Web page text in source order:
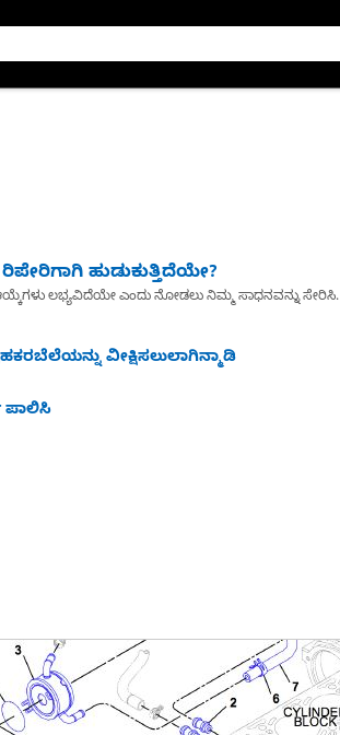
ಹುಡುಕುತ್ತಿದೆಯೇ?
ಲಭ್ಯವಿದೆಯೇ ಎಂದು ನೋಡಲು ನಿಮ್ಮ ಸಾಧನವನ್ನು ಸೇರಿಸಿ.
ವೀಕ್ಷಿಸಲುಲಾಗಿನ್ಮಾಡಿ